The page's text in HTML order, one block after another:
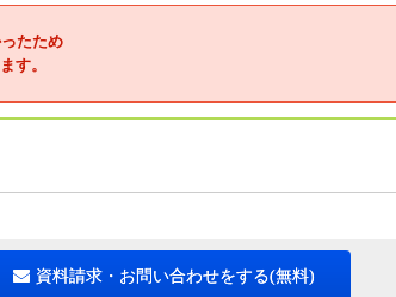
たため
す。
資料請求・お問い合わせをする(無料)